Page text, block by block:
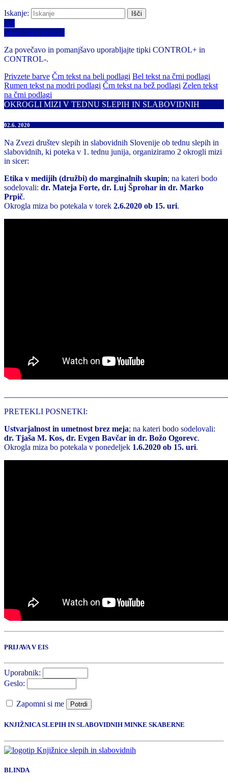
Iskanje:
A+
Izberi barvno temo
Za povečavo in pomanjšavo uporabljajte tipki CONTROL+ in
CONTROL-.
Privzete barve Črn tekst na beli podlagi Bel tekst na črni podlagi
Rumen tekst na modri podlagi Črn tekst na bež podlagi Zelen tekst
na črni podlagi
OKROGLI MIZI V TEDNU SLEPIH IN SLABOVIDNIH
02.6. 2020
Na Zvezi društev slepih in slabovidnih Slovenije ob tednu slepih in
slabovidnih, ki poteka v 1. tednu junija, organiziramo 2 okrogli mizi
in sicer:
Etika v medijih (družbi) do marginalnih skupin; na kateri bodo
sodelovali: dr. Mateja Forte, dr. Luj Šprohar in dr. Marko
Prpič.
Okrogla miza bo potekala v torek 2.6.2020 ob 15. uri.
PRETEKLI POSNETKI:
Ustvarjalnost in umetnost brez meja; na kateri bodo sodelovali:
dr. Tjaša M. Kos, dr. Evgen Bavčar in dr. Božo Ogorevc.
Okrogla miza bo potekala v ponedeljek 1.6.2020 ob 15. uri.
PRIJAVA V EIS
Uporabnik:
Geslo:
Zapomni si me Potrdi
KNJIŽNICA SLEPIH IN SLABOVIDNIH MINKE SKABERNE
BLINDA